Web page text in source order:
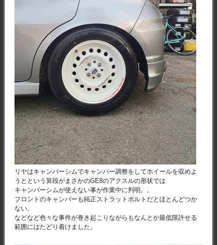
リヤはキャンバーシムでキャンバー調整をしてホイールを収めよ
うとという算段がまさかのGE8のアクスルの形状では
キャンバーシムが使えない事が作業中に判明。。
フロントのキャンバーも純正ストラットボルトだとほとんどつか
ない。
などなど色々な事件が巻き起こりながらもなんとか最低限許せる
範囲にはたどり着けました。